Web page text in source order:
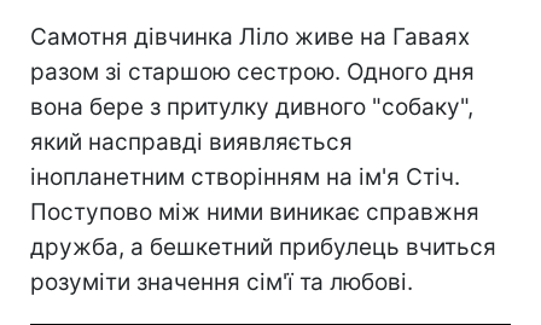
Самотня дівчинка Ліло живе на Гаваях
разом зі старшою сестрою. Одного дня
вона бере з притулку дивного "собаку",
який насправді виявляється
інопланетним створінням на ім'я Стіч.
Поступово між ними виникає справжня
дружба, а бешкетний прибулець вчиться
розуміти значення сім'ї та любові.